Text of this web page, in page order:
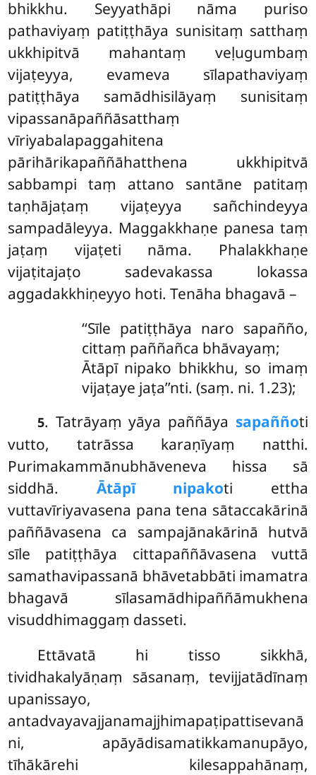
bhikkhu. Seyyathāpi nāma puriso
pathaviyaṃ patiṭṭhāya sunisitaṃ satthaṃ
ukkhipitvā mahantaṃ veḷugumbaṃ
vijaṭeyya, evameva sīlapathaviyaṃ
patiṭṭhāya samādhisilāyaṃ sunisitaṃ
vipassanāpaññāsatthaṃ
vīriyabalapaggahitena
pārihārikapaññāhatthena ukkhipitvā
sabbampi taṃ attano santāne patitaṃ
taṇhājaṭaṃ vijaṭeyya sañchindeyya
sampadāleyya. Maggakkhaṇe panesa taṃ
jaṭaṃ vijaṭeti nāma. Phalakkhaṇe
vijaṭitajaṭo sadevakassa lokassa
aggadakkhiṇeyyo hoti. Tenāha bhagavā –
‘‘Sīle patiṭṭhāya naro sapañño,
cittaṃ paññañca bhāvayaṃ;
Ātāpī nipako bhikkhu, so imaṃ
vijaṭaye jaṭa’’nti. (saṃ. ni. 1.23);
5. Tatrāyaṃ yāya paññāya sapaññoti
vutto, tatrāssa karaṇīyaṃ natthi.
Purimakammānubhāveneva hissa sā
siddhā. Ātāpī nipakoti ettha
vuttavīriyavasena pana tena sātaccakārinā
paññāvasena ca sampajānakārinā hutvā
sīle patiṭṭhāya cittapaññāvasena vuttā
samathavipassanā bhāvetabbāti imamatra
bhagavā sīlasamādhipaññāmukhena
visuddhimaggaṃ dasseti.
Ettāvatā hi tisso sikkhā,
tividhakalyāṇaṃ sāsanaṃ, tevijjatādīnaṃ
upanissayo,
antadvayavajjanamajjhimapaṭipattisevanā
ni, apāyādisamatikkamanupāyo,
tīhākārehi kilesappahānaṃ,